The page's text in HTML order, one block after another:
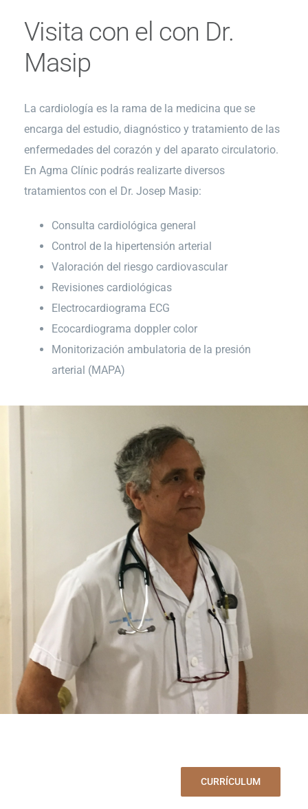
Visita con el con Dr.
Masip
La cardiología es la rama de la medicina que se
encarga del estudio, diagnóstico y tratamiento de las
enfermedades del corazón y del aparato circulatorio.
En Agma Clínic podrás realizarte diversos
tratamientos con el Dr. Josep Masip:
Consulta cardiológica general
Control de la hipertensión arterial
Valoración del riesgo cardiovascular
Revisiones cardiológicas
Electrocardiograma ECG
Ecocardiograma doppler color
Monitorización ambulatoria de la presión
arterial (MAPA)
CURRÍCULUM